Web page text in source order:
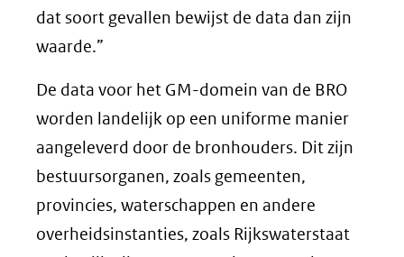
dat soort gevallen bewijst de data dan zijn
waarde.”
De data voor het GM-domein van de BRO
worden landelijk op een uniforme manier
aangeleverd door de bronhouders. Dit zijn
bestuursorganen, zoals gemeenten,
provincies, waterschappen en andere
overheidsinstanties, zoals Rijkswaterstaat